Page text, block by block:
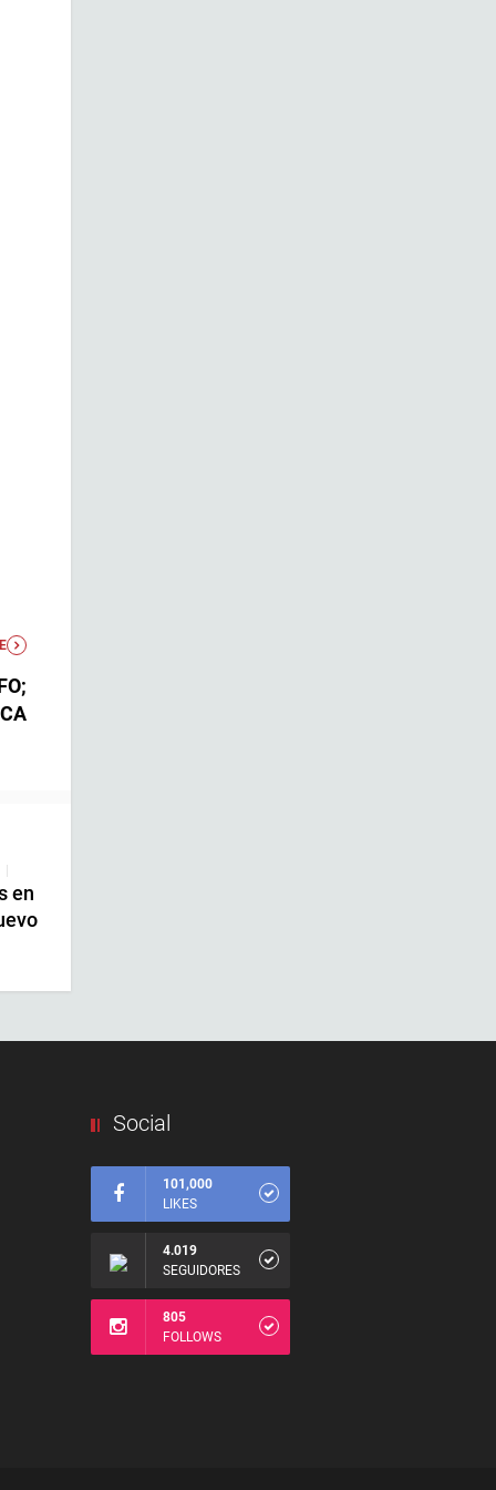
|
en
Social
101,000
LIKES
4.019
SEGUIDORES
805
FOLLOWS